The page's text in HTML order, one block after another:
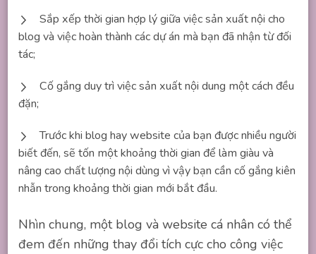
Sắp xếp thời gian hợp lý giữa việc sản xuất nội cho
blog và việc hoàn thành các dự án mà bạn đã nhận từ đối
tác;
Cố gắng duy trì việc sản xuất nội dung một cách đều
đặn;
Trước khi blog hay website của bạn được nhiều người
biết đến, sẽ tốn một khoảng thời gian để làm giàu và
nâng cao chất lượng nội dùng vì vậy bạn cần cố gắng kiên
nhẫn trong khoảng thời gian mới bắt đầu.
Nhìn chung, một blog và website cá nhân có thể
đem đến những thay đổi tích cực cho công việc